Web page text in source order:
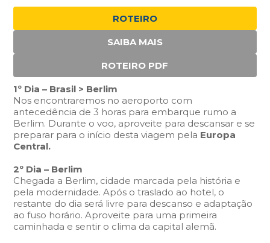
ROTEIRO
SAIBA MAIS
ROTEIRO PDF
1º Dia – Brasil > Berlim
Nos encontraremos no aeroporto com
antecedência de 3 horas para embarque rumo a
Berlim. Durante o voo, aproveite para descansar e se
preparar para o início desta viagem pela Europa
Central.
2º Dia – Berlim
Chegada a Berlim, cidade marcada pela história e
pela modernidade. Após o traslado ao hotel, o
restante do dia será livre para descanso e adaptação
ao fuso horário. Aproveite para uma primeira
caminhada e sentir o clima da capital alemã.